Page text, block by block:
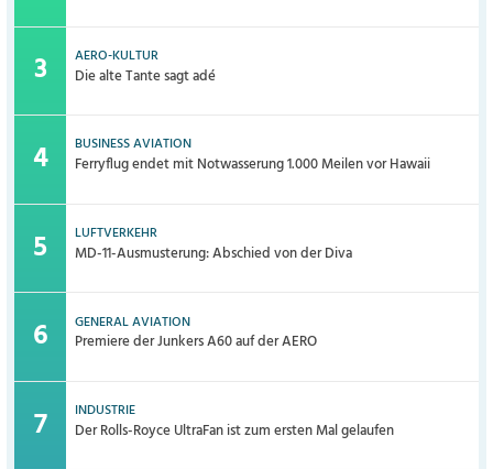
AERO-KULTUR
Die alte Tante sagt adé
BUSINESS AVIATION
Ferryflug endet mit Notwasserung 1.000 Meilen vor Hawaii
LUFTVERKEHR
MD-11-Ausmusterung: Abschied von der Diva
GENERAL AVIATION
Premiere der Junkers A60 auf der AERO
INDUSTRIE
Der Rolls-Royce UltraFan ist zum ersten Mal gelaufen